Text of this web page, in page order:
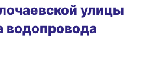
улицы
водопровода